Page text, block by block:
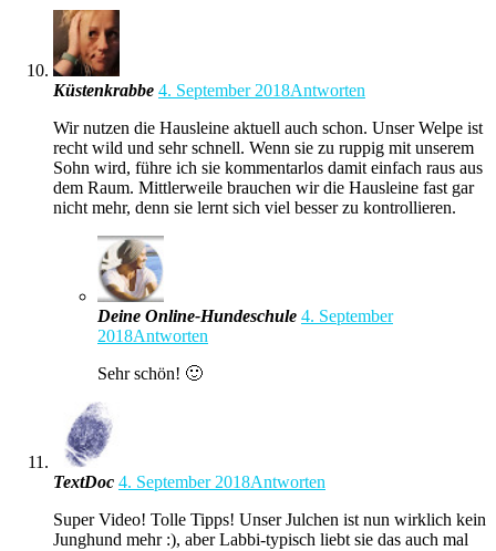
Küstenkrabbe 4. September 2018Antworten
Wir nutzen die Hausleine aktuell auch schon. Unser Welpe ist
recht wild und sehr schnell. Wenn sie zu ruppig mit unserem
Sohn wird, führe ich sie kommentarlos damit einfach raus aus
dem Raum. Mittlerweile brauchen wir die Hausleine fast gar
nicht mehr, denn sie lernt sich viel besser zu kontrollieren.
Deine Online-Hundeschule 4. September
2018Antworten
Sehr schön! 🙂
TextDoc 4. September 2018Antworten
Super Video! Tolle Tipps! Unser Julchen ist nun wirklich kein
Junghund mehr :), aber Labbi-typisch liebt sie das auch mal